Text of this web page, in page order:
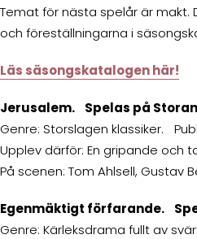
Temat för nästa spelår är makt.
och föreställningarna i
Läs säsongskatalogen här!
Jerusalem. Spelas på Storan
Genre: Storslagen klassiker.
Upplev därför: En gripande och
På scenen: Tom Ahlsell, Gustav
Egenmäktigt förfarande.
Genre: Kärleksdrama fullt av